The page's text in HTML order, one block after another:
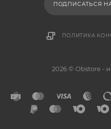
ПОДПИСАТЬСЯ
ПОЛИТИКА
2026 © Obstore -